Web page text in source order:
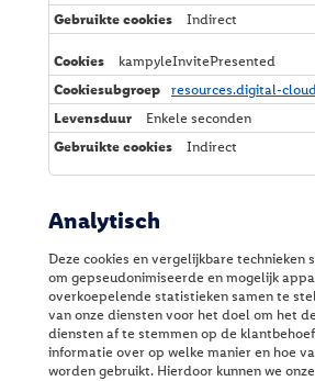
Indirect
kampyleInvitePresented
resources.digital-
Enkele seconden
Indirect
Analytisch
Deze cookies en vergelijkbare technieken
om gepseudonimiseerde en mogelijk
overkoepelende statistieken samen te
van onze diensten voor het doel om het
diensten af te stemmen op de
informatie over op welke manier en hoe
worden gebruikt. Hierdoor kunnen we